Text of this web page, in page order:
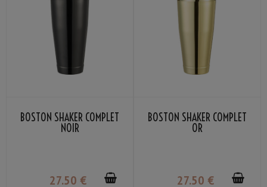
BOSTON SHAKER COMPLET
NOIR
27.50 €
BOSTON SHAKER COMPLET
OR
27.50 €